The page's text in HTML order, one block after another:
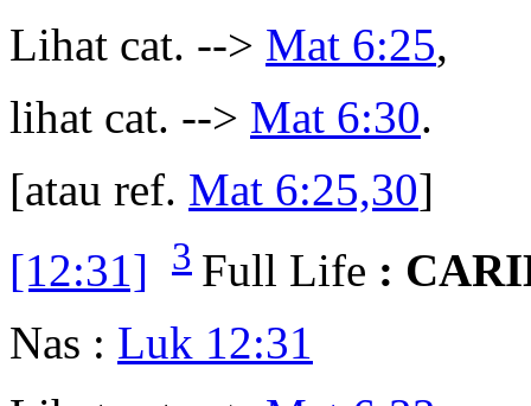
Lihat cat. --> Mat 6:25,
lihat cat. --> Mat 6:30.
[atau ref. Mat 6:25,30]
[12:31]
3 Full Life :
Nas : Luk 12:31